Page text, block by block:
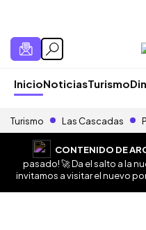
InicioNoticiasTurismo
Turismo Las Cascadas
CONTENIDO DE
pasado! 🚀 Da el salto a la
invitamos a visitar el nuevo